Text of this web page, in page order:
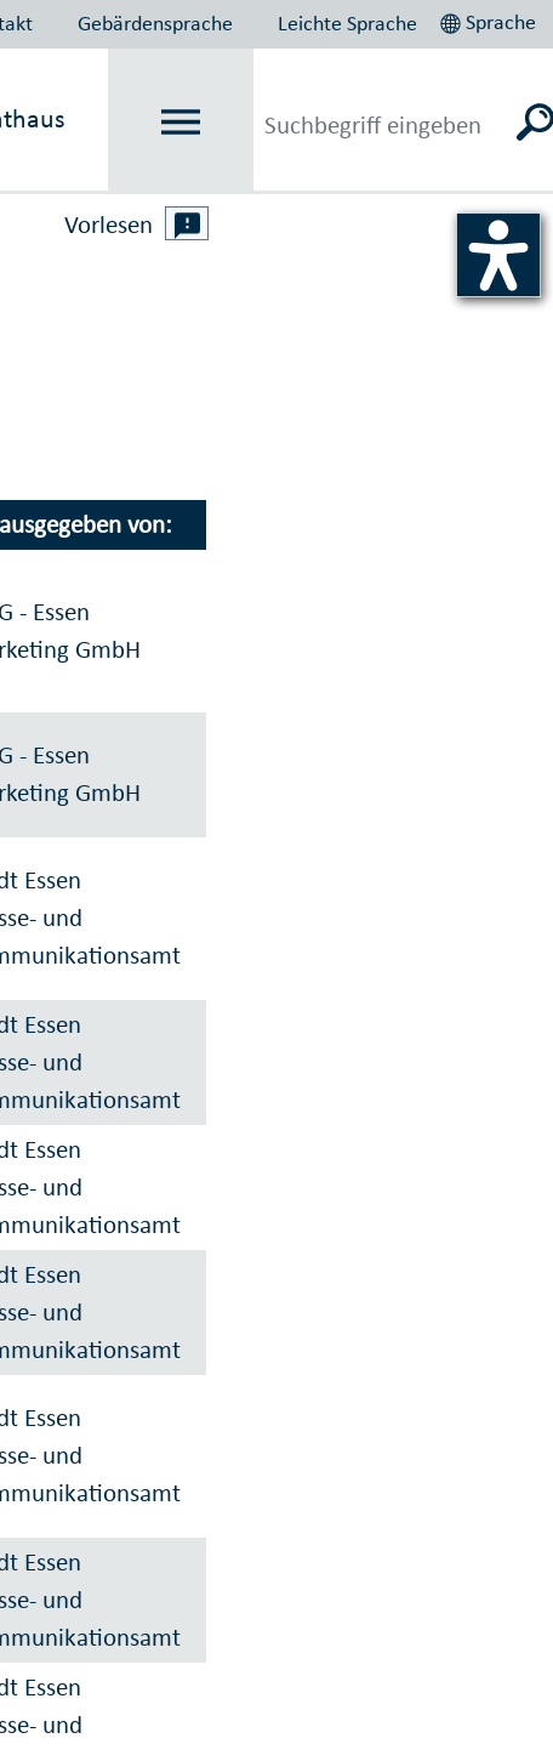
Gebärdensprache Leichte Sprache Sprache
Vorlesen
von:
- Essen
GmbH
- Essen
GmbH
Essen
und
Essen
und
Essen
und
Essen
und
Essen
und
Essen
und
Essen
und